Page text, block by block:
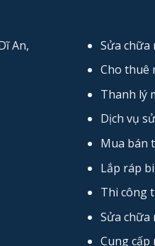
An,
Sửa chữa
Cho thuê
Thanh lý
Dịch vụ
Mua bán
Lắp ráp
Thi công
Sửa chữa
Cung cấp